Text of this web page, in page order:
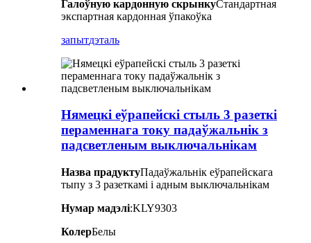
Галоўную кардонную скрынкуСтандартная
экспартная кардонная ўпакоўка
запытдэталь
Нямецкі еўрапейскі стыль 3 разеткі
пераменнага току падаўжальнік з
падсветленым выключальнікам
Назва прадуктуПадаўжальнік еўрапейскага
тыпу з 3 разеткамі і адным выключальнікам
Нумар мадэлі:KLY9303
КолерБелы